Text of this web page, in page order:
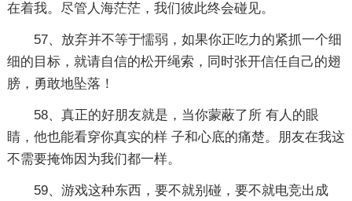
在着我。尽管人海茫茫，我们彼此终会碰见。
57、放弃并不等于懦弱，如果你正吃力的紧抓一个细
细的目标，就请自信的松开绳索，同时张开信任自己的翅
膀，勇敢地坠落！
58、真正的好朋友就是，当你蒙蔽了所 有人的眼
睛，他也能看穿你真实的样 子和心底的痛楚。朋友在我这
不需要掩饰因为我们都一样。
59、游戏这种东西，要不就别碰，要不就电竞出成